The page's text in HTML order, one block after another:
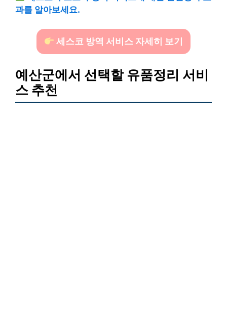
과를 알아보세요.
세스코 방역 서비스 자세히 보기
예산군에서 선택할 유품정리 서비
스 추천